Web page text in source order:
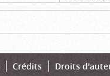
Crédits Droits